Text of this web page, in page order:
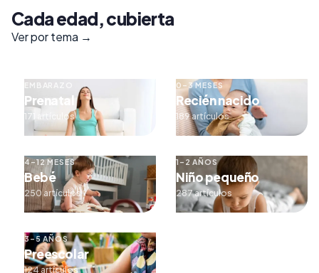
Cada edad, cubierta
Ver por tema →
EMBARAZO
Prenatal
171 artículos
0–3 MESES
Recién nacido
189 artículos
4–12 MESES
Bebé
250 artículos
1–2 AÑOS
Niño pequeño
287 artículos
3–5 AÑOS
Preescolar
124 artículos